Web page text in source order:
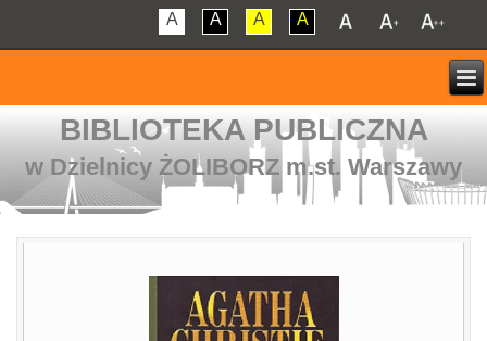
A A A A
BIBLIOTEKA PUBLICZNA
w Dzielnicy ŻOLIBORZ m.st. Warszawy